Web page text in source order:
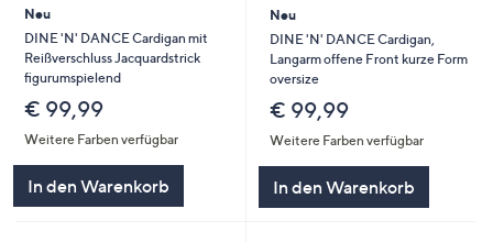
um
diese
anzuzeigen.
Neu
DINE 'N' DANCE Cardigan mit
Reißverschluss Jacquardstrick
figurumspielend
€ 99,99
Weitere Farben verfügbar
In den Warenkorb
Neu
DINE 'N' DANCE Cardigan,
Langarm offene Front kurze Form
oversize
€ 99,99
Weitere Farben verfügbar
In den Warenkorb